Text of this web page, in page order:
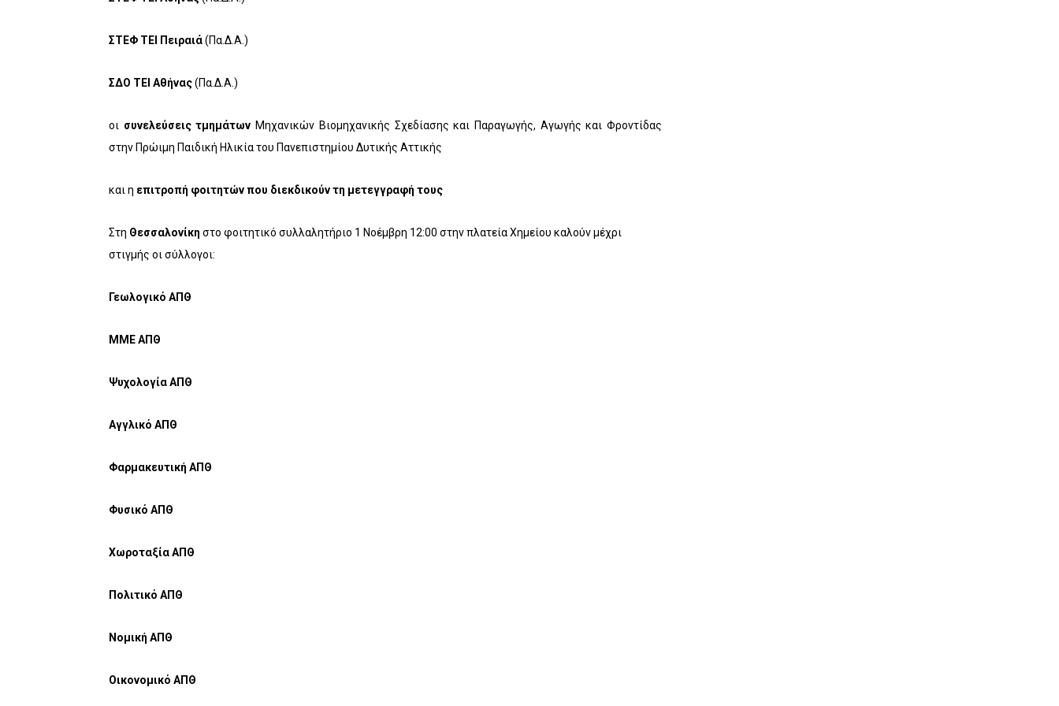
ΣΤΕΦ ΤΕΙ Πειραιά(Πα.Δ.Α.)
ΣΔΟ ΤΕΙ Αθήνας(Πα.Δ.Α.)
οι συνελεύσεις τμημάτων Μηχανικών Βιομηχανικής Σχεδίασης και Παραγωγής, Αγωγής και Φροντίδας
στην Πρώιμη Παιδική Ηλικία του Πανεπιστημίου Δυτικής Αττικής
και η επιτροπή φοιτητών που διεκδικούν τη μετεγγραφή τους
Στη Θεσσαλονίκη στο φοιτητικό συλλαλητήριο 1 Νοέμβρη 12:00 στην πλατεία Χημείου καλούν μέχρι
στιγμής οι σύλλογοι:
Γεωλογικό ΑΠΘ
ΜΜΕ ΑΠΘ
Ψυχολογία ΑΠΘ
Αγγλικό ΑΠΘ
Φαρμακευτική ΑΠΘ
Φυσικό ΑΠΘ
Χωροταξία ΑΠΘ
Πολιτικό ΑΠΘ
Νομική ΑΠΘ
Οικονομικό ΑΠΘ